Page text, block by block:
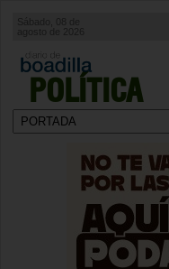
POLÍTICA
Sábado, 08 de
agosto de 2026